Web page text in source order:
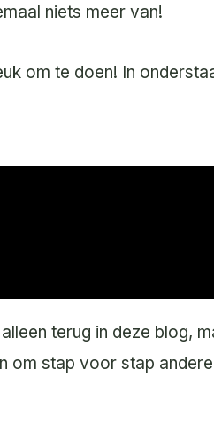
niets meer van!
om te doen! In
terug in deze blog,
om stap voor stap